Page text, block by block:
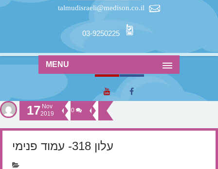
talmudisraeli@medison.co.il
03-9250225
MENU
17 Nov
2019
0
עלון 318- עמוד פנימי